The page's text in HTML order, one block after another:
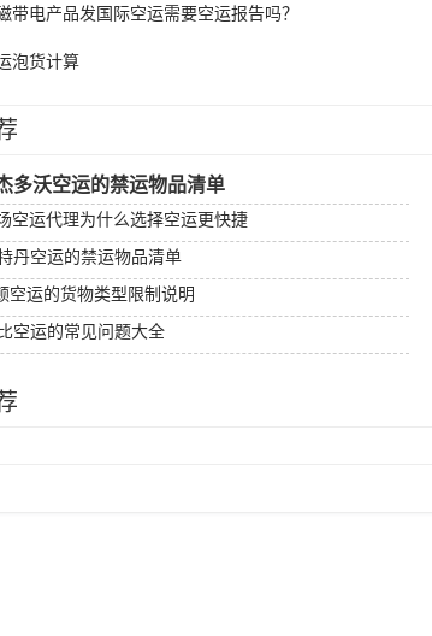
带电产品发国际空运需要空运报告吗？
泡货计算
多沃空运的禁运物品清单
空运代理为什么选择空运更快捷
丹空运的禁运物品清单
空运的货物类型限制说明
空运的常见问题大全